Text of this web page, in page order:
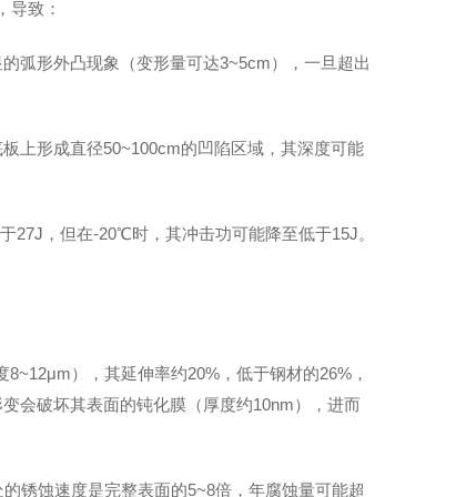
导致：
弧形外凸现象（变形量可达3~5cm），一旦超出
上形成直径50~100cm的凹陷区域，其深度可能
27J，但在-20℃时，其冲击功可能降至低于15J。
），其延伸率约20%，低于钢材的26%，
会破坏其表面的钝化膜（厚度约10nm），进而
锈蚀速度是完整表面的5~8倍，年腐蚀量可能超